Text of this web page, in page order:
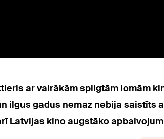
ar vairākām spilgtām lomām
gadus nemaz nebija saistīts
Latvijas kino augstāko